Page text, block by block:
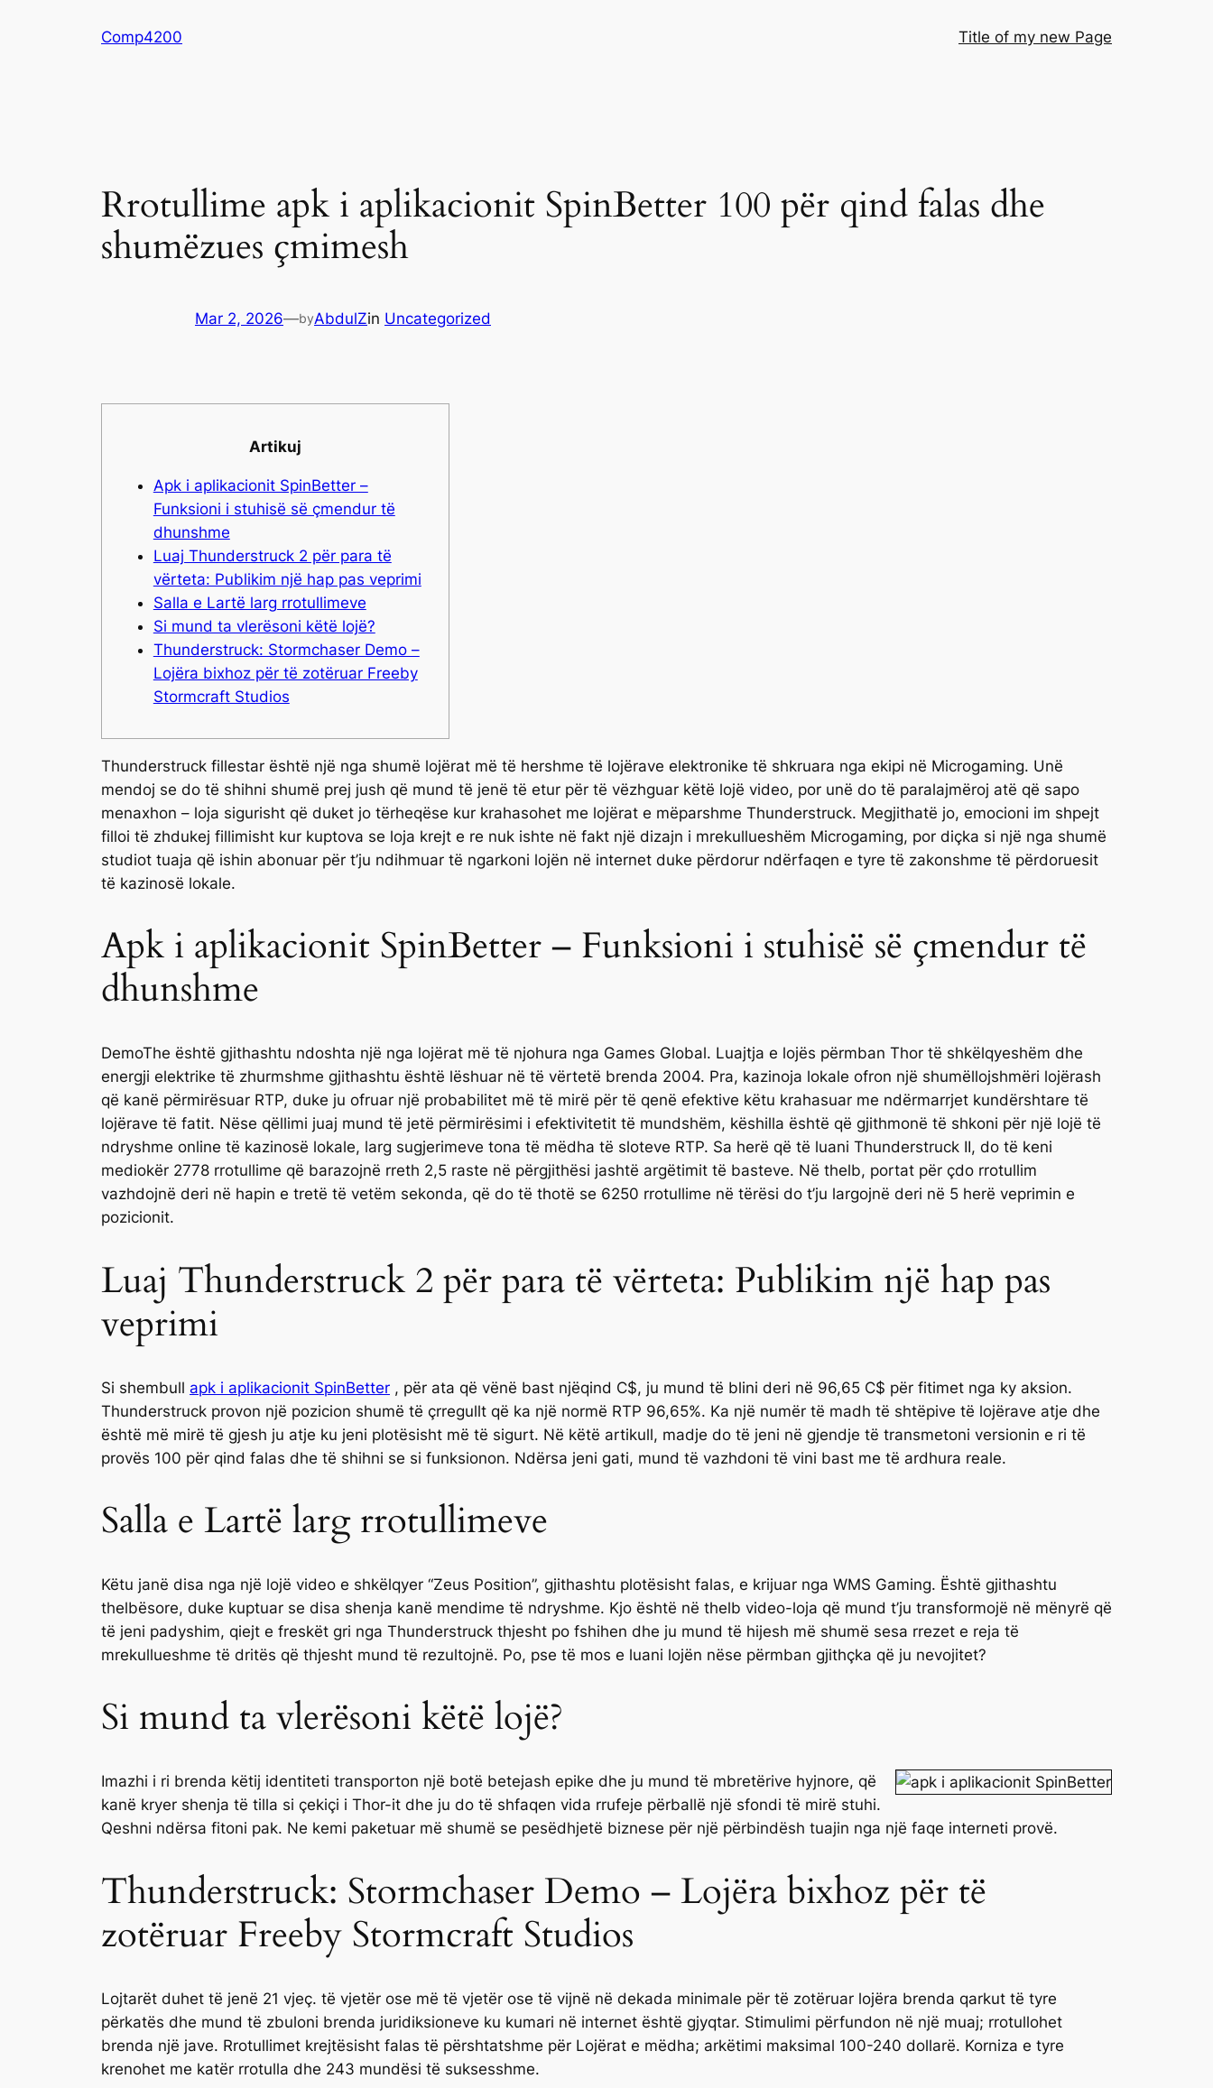
Comp4200 Title of my new Page
Rrotullime apk i aplikacionit SpinBetter 100 për qind falas dhe
shumëzues çmimesh
Mar 2, 2026—byAbdulZin Uncategorized
Artikuj
Apk i aplikacionit SpinBetter –
Funksioni i stuhisë së çmendur të
dhunshme
Luaj Thunderstruck 2 për para të
vërteta: Publikim një hap pas veprimi
Salla e Lartë larg rrotullimeve
Si mund ta vlerësoni këtë lojë?
Thunderstruck: Stormchaser Demo –
Lojëra bixhoz për të zotëruar Freeby
Stormcraft Studios
Thunderstruck fillestar është një nga shumë lojërat më të hershme të lojërave elektronike të shkruara nga ekipi në Microgaming. Unë
mendoj se do të shihni shumë prej jush që mund të jenë të etur për të vëzhguar këtë lojë video, por unë do të paralajmëroj atë që sapo
menaxhon – loja sigurisht që duket jo tërheqëse kur krahasohet me lojërat e mëparshme Thunderstruck. Megjithatë jo, emocioni im shpejt
filloi të zhdukej fillimisht kur kuptova se loja krejt e re nuk ishte në fakt një dizajn i mrekullueshëm Microgaming, por diçka si një nga shumë
studiot tuaja që ishin abonuar për t’ju ndihmuar të ngarkoni lojën në internet duke përdorur ndërfaqen e tyre të zakonshme të përdoruesit
të kazinosë lokale.
Apk i aplikacionit SpinBetter – Funksioni i stuhisë së çmendur të
dhunshme
DemoThe është gjithashtu ndoshta një nga lojërat më të njohura nga Games Global. Luajtja e lojës përmban Thor të shkëlqyeshëm dhe
energji elektrike të zhurmshme gjithashtu është lëshuar në të vërtetë brenda 2004. Pra, kazinoja lokale ofron një shumëllojshmëri lojërash
që kanë përmirësuar RTP, duke ju ofruar një probabilitet më të mirë për të qenë efektive këtu krahasuar me ndërmarrjet kundërshtare të
lojërave të fatit. Nëse qëllimi juaj mund të jetë përmirësimi i efektivitetit të mundshëm, këshilla është që gjithmonë të shkoni për një lojë të
ndryshme online të kazinosë lokale, larg sugjerimeve tona të mëdha të sloteve RTP. Sa herë që të luani Thunderstruck II, do të keni
mediokër 2778 rrotullime që barazojnë rreth 2,5 raste në përgjithësi jashtë argëtimit të basteve. Në thelb, portat për çdo rrotullim
vazhdojnë deri në hapin e tretë të vetëm sekonda, që do të thotë se 6250 rrotullime në tërësi do t’ju largojnë deri në 5 herë veprimin e
pozicionit.
Luaj Thunderstruck 2 për para të vërteta: Publikim një hap pas
veprimi
Si shembull apk i aplikacionit SpinBetter , për ata që vënë bast njëqind C$, ju mund të blini deri në 96,65 C$ për fitimet nga ky aksion.
Thunderstruck provon një pozicion shumë të çrregullt që ka një normë RTP 96,65%. Ka një numër të madh të shtëpive të lojërave atje dhe
është më mirë të gjesh ju atje ku jeni plotësisht më të sigurt. Në këtë artikull, madje do të jeni në gjendje të transmetoni versionin e ri të
provës 100 për qind falas dhe të shihni se si funksionon. Ndërsa jeni gati, mund të vazhdoni të vini bast me të ardhura reale.
Salla e Lartë larg rrotullimeve
Këtu janë disa nga një lojë video e shkëlqyer “Zeus Position”, gjithashtu plotësisht falas, e krijuar nga WMS Gaming. Është gjithashtu
thelbësore, duke kuptuar se disa shenja kanë mendime të ndryshme. Kjo është në thelb video-loja që mund t’ju transformojë në mënyrë që
të jeni padyshim, qiejt e freskët gri nga Thunderstruck thjesht po fshihen dhe ju mund të hijesh më shumë sesa rrezet e reja të
mrekullueshme të dritës që thjesht mund të rezultojnë. Po, pse të mos e luani lojën nëse përmban gjithçka që ju nevojitet?
Si mund ta vlerësoni këtë lojë?
Imazhi i ri brenda këtij identiteti transporton një botë betejash epike dhe ju mund të mbretërive hyjnore, që
kanë kryer shenja të tilla si çekiçi i Thor-it dhe ju do të shfaqen vida rrufeje përballë një sfondi të mirë stuhi.
Qeshni ndërsa fitoni pak. Ne kemi paketuar më shumë se pesëdhjetë biznese për një përbindësh tuajin nga një faqe interneti provë.
Thunderstruck: Stormchaser Demo – Lojëra bixhoz për të
zotëruar Freeby Stormcraft Studios
Lojtarët duhet të jenë 21 vjeç. të vjetër ose më të vjetër ose të vijnë në dekada minimale për të zotëruar lojëra brenda qarkut të tyre
përkatës dhe mund të zbuloni brenda juridiksioneve ku kumari në internet është gjyqtar. Stimulimi përfundon në një muaj; rrotullohet
brenda një jave. Rrotullimet krejtësisht falas të përshtatshme për Lojërat e mëdha; arkëtimi maksimal 100-240 dollarë. Korniza e tyre
krenohet me katër rrotulla dhe 243 mundësi të suksesshme.